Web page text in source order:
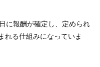
に報酬が確定し、定められ
れる仕組みになっていま